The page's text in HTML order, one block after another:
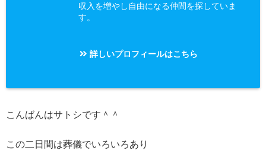
収入を増やし自由になる仲間を探していま
す。
詳しいプロフィールはこちら
こんばんはサトシです＾＾
この二日間は葬儀でいろいろあり